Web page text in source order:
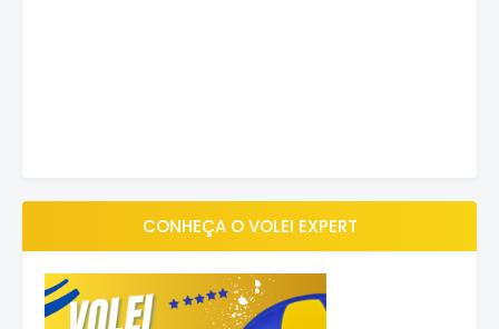
CONHEÇA O VOLEI EXPERT